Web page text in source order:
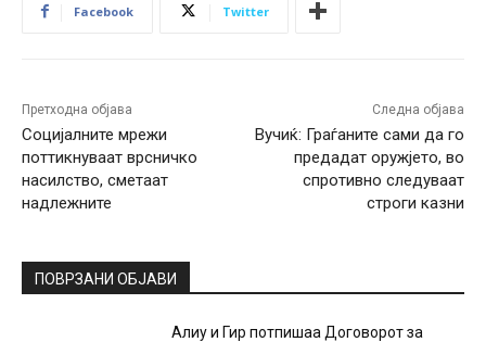
Facebook Twitter
Претходна објава
Социјалните мрежи
поттикнуваат врсничко
насилство, сметаат
надлежните
Следна објава
Вучиќ: Граѓаните сами да го
предадат оружјето, во
спротивно следуваат
строги казни
ПОВРЗАНИ ОБЈАВИ
Алиу и Гир потпишаа Договорот за